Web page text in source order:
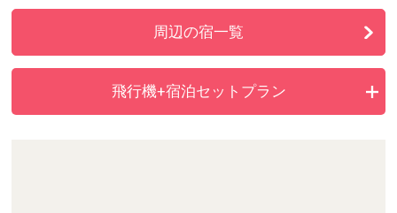
サンゴと熱帯魚に出会う。シュノ
ーケリングに人気のビーチ「吉野
海岸」
おしゃれで機能的なセレクト食
器・雑貨が手に入る「おきなわ雑
周辺の宿一覧
飛行機+宿泊セットプラン